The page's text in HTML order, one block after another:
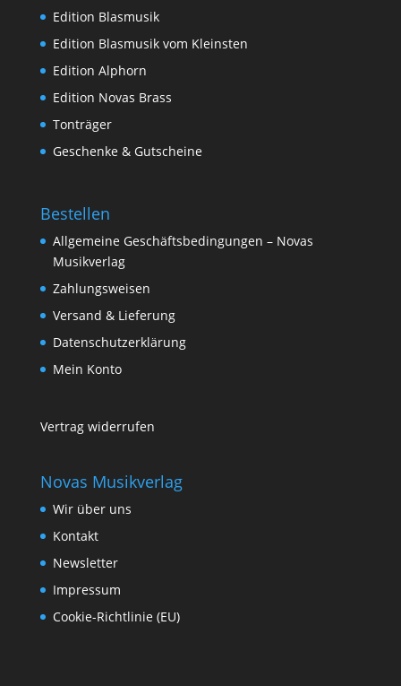
Edition Blasmusik
Edition Blasmusik vom Kleinsten
Edition Alphorn
Edition Novas Brass
Tonträger
Geschenke & Gutscheine
Bestellen
Allgemeine Geschäftsbedingungen – Novas
Musikverlag
Zahlungsweisen
Versand & Lieferung
Datenschutzerklärung
Mein Konto
Vertrag widerrufen
Novas Musikverlag
Wir über uns
Kontakt
Newsletter
Impressum
Cookie-Richtlinie (EU)